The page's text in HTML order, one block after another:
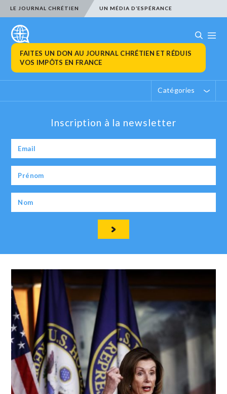
LE JOURNAL CHRÉTIEN UN MÉDIA D’ESPÉRANCE
FAITES UN DON AU JOURNAL CHRÉTIEN ET RÉDUIS
VOS IMPÔTS EN FRANCE
Catégories
Inscription à la newsletter